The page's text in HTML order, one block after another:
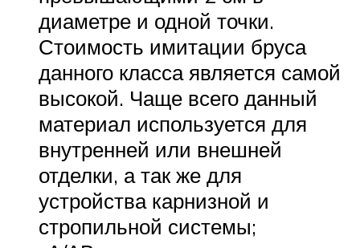
диаметре и одной точки.
Стоимость имитации бруса
данного класса является самой
высокой. Чаще всего данный
материал используется для
внутренней или внешней
отделки, а так же для
устройства карнизной и
стропильной системы;